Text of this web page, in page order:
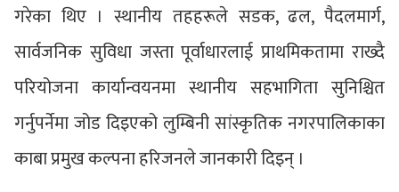
गरेका थिए । स्थानीय तहहरूले सडक, ढल, पैदलमार्ग,
सार्वजनिक सुविधा जस्ता पूर्वाधारलाई प्राथमिकतामा राख्दै
परियोजना कार्यान्वयनमा स्थानीय सहभागिता सुनिश्चित
गर्नुपर्नेमा जोड दिइएको लुम्बिनी सांस्कृतिक नगरपालिकाका
काबा प्रमुख कल्पना हरिजनले जानकारी दिइन् ।